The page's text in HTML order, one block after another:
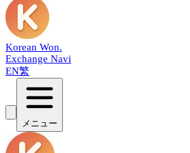
Korean Won.
Exchange Navi
EN繁
メニュー